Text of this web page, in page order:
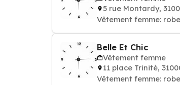
5 rue Montardy,
Vêtement femme:
Belle Et Chic
Vêtement femme
11 place Trinité,
Vêtement femme: